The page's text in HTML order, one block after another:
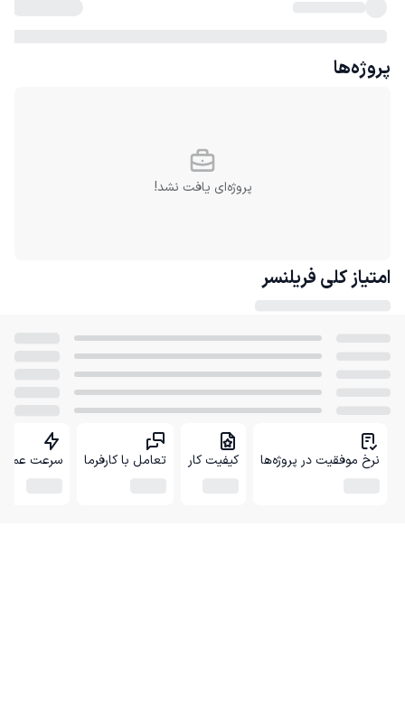
پروژه‌ها
پروژه‌ای یافت نشد!
امتیاز کلی فریلنسر
نرخ موفقیت در پروژه‌ها کیفیت کار تعامل با کارفرما سرعت عمل